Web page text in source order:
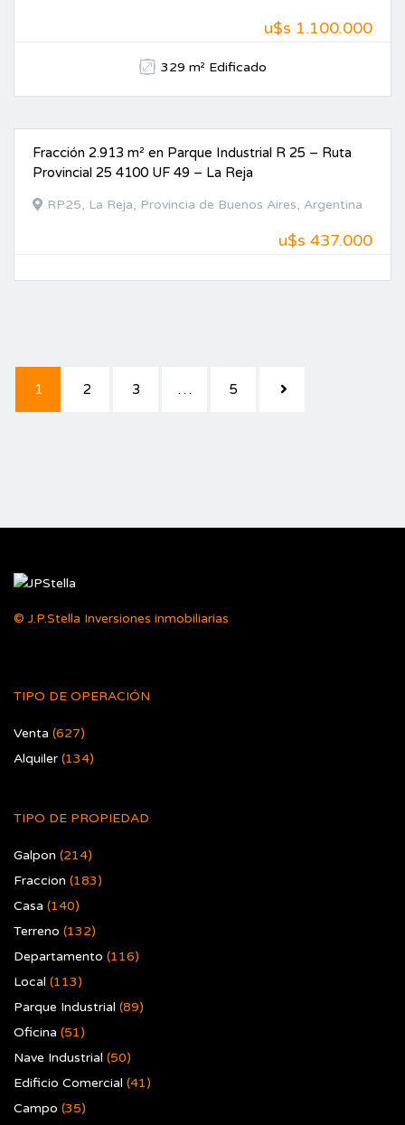
u$s 1.100.000
329 m² Edificado
Fracción 2.913 m² en Parque Industrial R 25 – Ruta
Provincial 25 4100 UF 49 – La Reja
RP25, La Reja, Provincia de Buenos Aires, Argentina
u$s 437.000
1 2 3 … 5
© J.P.Stella Inversiones inmobiliarias
TIPO DE OPERACIÓN
Venta (627)
Alquiler (134)
TIPO DE PROPIEDAD
Galpon (214)
Fraccion (183)
Casa (140)
Terreno (132)
Departamento (116)
Local (113)
Parque Industrial (89)
Oficina (51)
Nave Industrial (50)
Edificio Comercial (41)
Campo (35)